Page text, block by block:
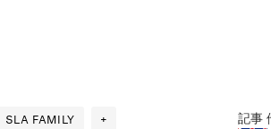
SLA FAMILY + 記事